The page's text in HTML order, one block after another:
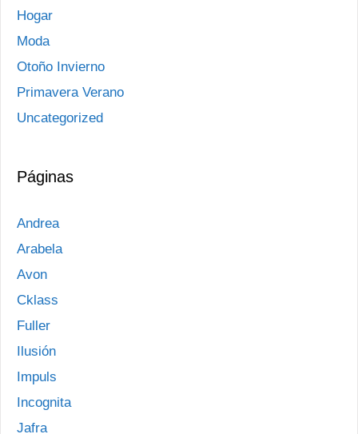
Hogar
Moda
Otoño Invierno
Primavera Verano
Uncategorized
Páginas
Andrea
Arabela
Avon
Cklass
Fuller
Ilusión
Impuls
Incognita
Jafra